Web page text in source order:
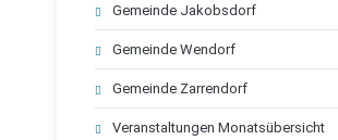
Gemeinde Jakobsdorf
Gemeinde Wendorf
Gemeinde Zarrendorf
Veranstaltungen Monatsübersicht